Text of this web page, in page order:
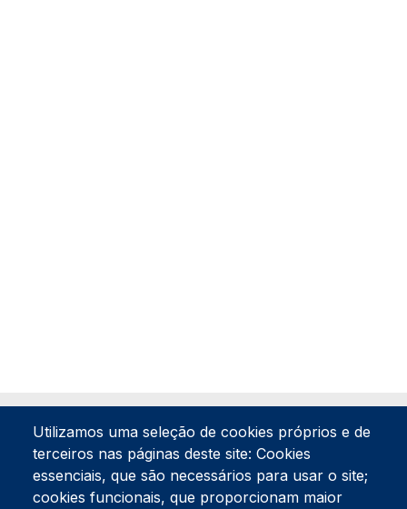
Utilizamos uma seleção de cookies próprios e de
terceiros nas páginas deste site: Cookies
essenciais, que são necessários para usar o site;
cookies funcionais, que proporcionam maior